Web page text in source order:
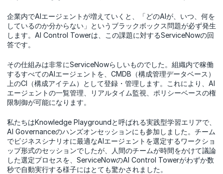
企業内でAIエージェントが増えていくと、「どのAIが、いつ、何を
しているのか分からない」というブラックボックス問題が必ず発生
します。AI Control Towerは、この課題に対するServiceNowの回
答です。
その仕組みは非常にServiceNowらしいものでした。組織内で稼働
するすべてのAIエージェントを、CMDB（構成管理データベース）
上のCI（構成アイテム）として登録・管理します。これにより、AI
エージェントの一覧管理、リアルタイム監視、ポリシーベースの権
限制御が可能になります。
私たちはKnowledge Playgroundと呼ばれる実践型学習エリアで、
AI Governanceのハンズオンセッションにも参加しました。チーム
でビジネスシナリオに最適なAIエージェントを選定するワークショ
ップ形式のセッションでしたが、人間のチームが時間をかけて議論
した選定プロセスを、ServiceNowのAI Control Towerがわずか数
秒で自動実行する様子にはとても驚かされました。